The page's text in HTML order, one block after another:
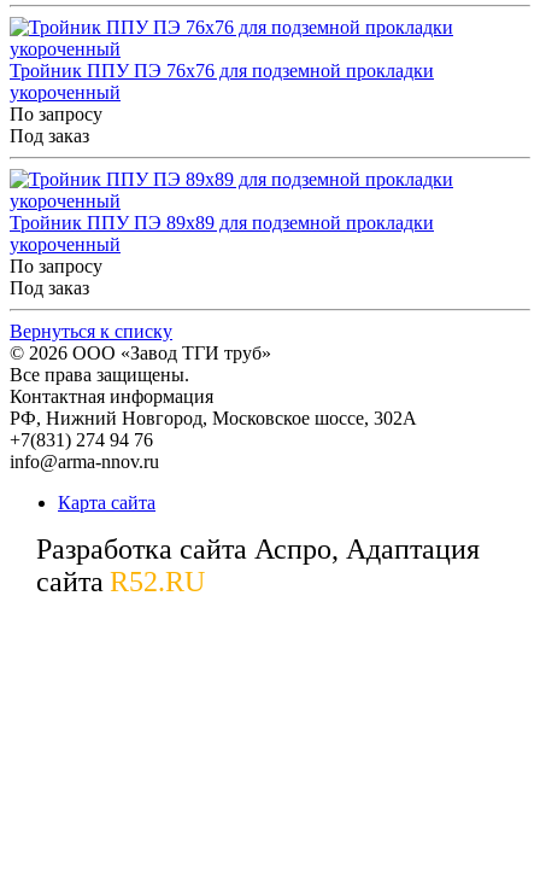
Тройник ППУ ПЭ 76x76 для подземной прокладки
укороченный
По запросу
Под заказ
Тройник ППУ ПЭ 89x89 для подземной прокладки
укороченный
По запросу
Под заказ
Вернуться к списку
© 2026 ООО «Завод ТГИ труб»
Все права защищены.
Контактная информация
РФ, Нижний Новгород, Московское шоссе, 302А
+7(831) 274 94 76
info@arma-nnov.ru
Карта сайта
Разработка сайта Аспро, Адаптация
сайта R52.RU